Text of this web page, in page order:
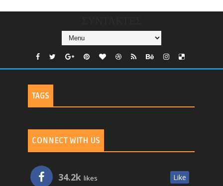
TAGS
CONNECT WITH US
34.2k likes Like